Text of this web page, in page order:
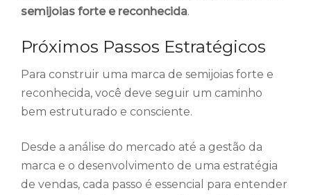
semijoias forte e reconhecida.
Próximos Passos Estratégicos
Para construir uma marca de semijoias forte e
reconhecida, você deve seguir um caminho
bem estruturado e consciente.
Desde a análise do mercado até a gestão da
marca e o desenvolvimento de uma estratégia
de vendas, cada passo é essencial para entender